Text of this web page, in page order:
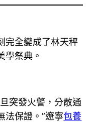
完全變成了林天秤
學祭典。
突發火警，分散通
法保證。”遼寧包養